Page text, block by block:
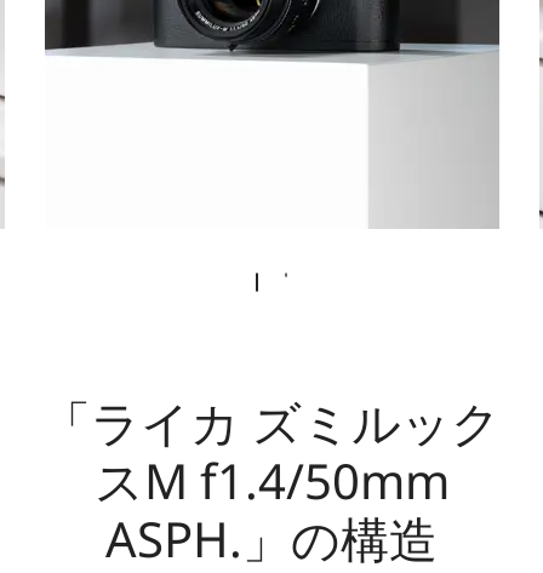
「ライカ ズミルック
スM f1.4/50mm
ASPH.」の構造